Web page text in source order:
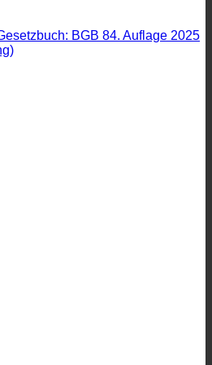
BGB 84. Auflage 2025